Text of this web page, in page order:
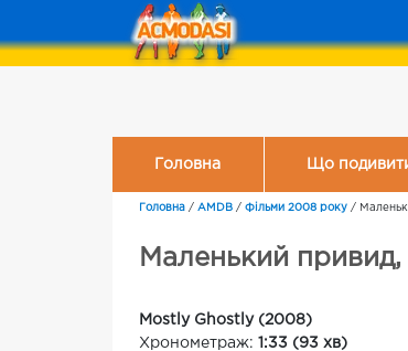
Головна Що
Головна / AMDB / Фільми 2008 року /
Маленький привид,
Mostly Ghostly (2008)
Хронометраж: 1:33 (93 хв)